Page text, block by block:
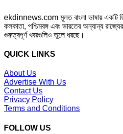
ekdinnews.com মূলত বাংলা ভাষায় একটি
কলকাতা, পশ্চিমবঙ্গ এবং ভারতের অন্যান্য
গুরুত্বপূর্ণ খবরগুলিও তুলে ধরছে।
QUICK LINKS
About Us
Advertise With Us
Contact Us
Privacy Policy
Terms and Conditions
FOLLOW US